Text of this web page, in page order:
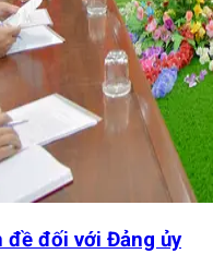
đề đối với Đảng ủy